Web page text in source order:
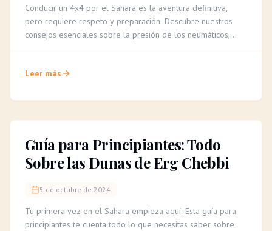
Conducir un 4x4 por el Sahara es la aventura definitiva,
pero requiere respeto y preparación. Descubre nuestros
consejos esenciales sobre la presión de los neumáticos,
Leer más
Guía para Principiantes: Todo
Sobre las Dunas de Erg Chebbi
5 de octubre de 2024
Tu primera vez en el Sahara empieza aquí. Esta guía para
principiantes te cuenta todo lo que necesitas saber sobre